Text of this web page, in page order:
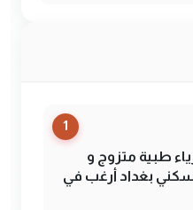
1
طبية متزوج و
بغداد أرغب في